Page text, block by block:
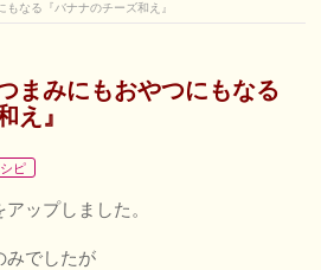
なる『バナナのチーズ和え』
まみにもおやつにもなる
え』
ピ
ップしました。
みでしたが